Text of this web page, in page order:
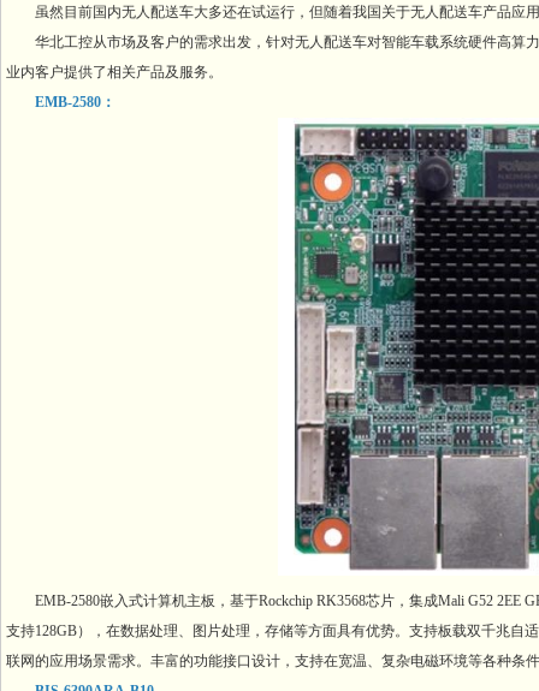
虽然目前国内无人配送车大多还在试运行，但随着我国关于无人配送车产品应
华北工控从市场及客户的需求出发，针对无人配送车对智能车载系统硬件高算
业内客户提供了相关产品及服务。
EMB-2580：
EMB-2580嵌入式计算机主板，基于Rockchip RK3568芯片，集成Mali G52 2EE
支持128GB），在数据处理、图片处理，存储等方面具有优势。支持板载双千兆自
联网的应用场景需求。丰富的功能接口设计，支持在宽温、复杂电磁环境等各种条